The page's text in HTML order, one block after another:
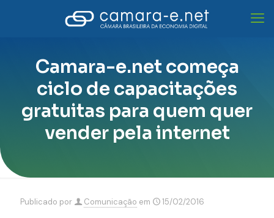
Camara-e.net começa
ciclo de capacitações
gratuitas para quem quer
vender pela internet
Publicado por Comunicação em 15/02/2016